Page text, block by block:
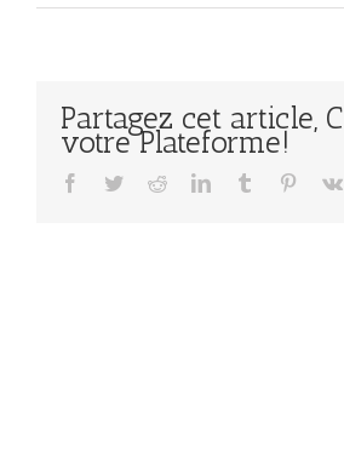
Partagez cet article,
votre Plateforme!
Facebook
TwitterRedditLinkedInTumblr